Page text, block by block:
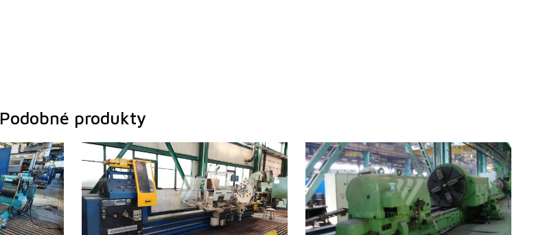
Podobné produkty
Rok výroby:
2007
Oběžný průměr nad ložem
1250 mm
Vzdálenost mezi hroty
4000 mm
Oběžný průměr nad suportem 940 mm
Vrtání vřetene
122 mm
Otáčky vřetene
224 - 450 /min.
Výkon hlavního elektromotoru22 kW
Rok výroby:
1972
Oběžný průměr nad ložem1600 mm
Vzdálenost mezi hroty
10000 mm
Max. hmotnost obrobku
28000 kg
Otáčky vřetene
0 - 355 /min.
Oběžný průměr nad
suportem
1200 mm